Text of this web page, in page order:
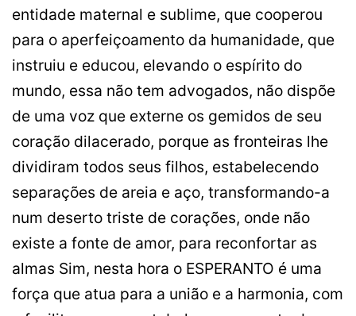
entidade maternal e sublime, que cooperou
para o aperfeiçoamento da humanidade, que
instruiu e educou, elevando o espírito do
mundo, essa não tem advogados, não dispõe
de uma voz que externe os gemidos de seu
coração dilacerado, porque as fronteiras lhe
dividiram todos seus filhos, estabelecendo
separações de areia e aço, transformando-a
num deserto triste de corações, onde não
existe a fonte de amor, para reconfortar as
almas Sim, nesta hora o ESPERANTO é uma
força que atua para a união e a harmonia, com